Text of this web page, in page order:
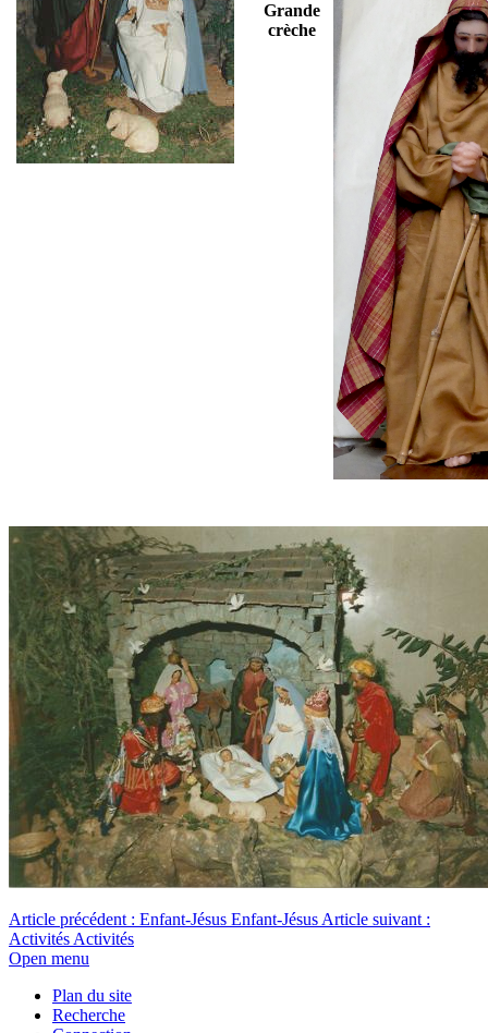
Grande
crèche
Article précédent : Enfant-Jésus Enfant-JésusArticle suivant :
ActivitésActivités
Open menu
Plan du site
Recherche